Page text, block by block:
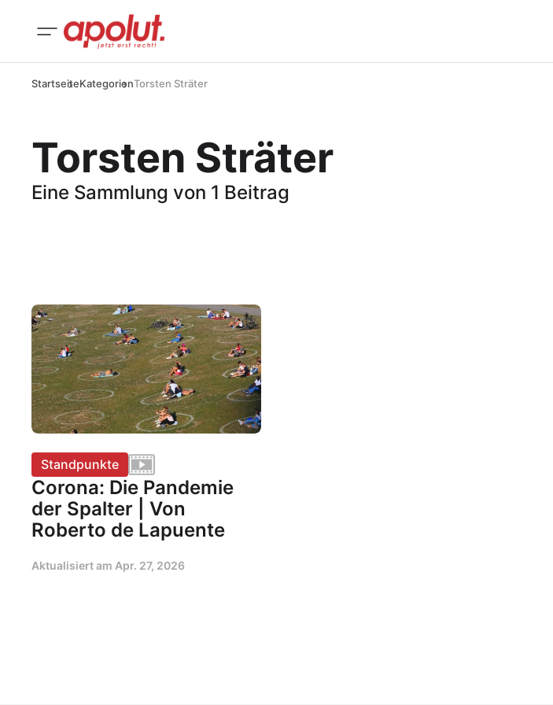
StartseiteKategorienTorsten Sträter
Torsten Sträter
Eine Sammlung von 1 Beitrag
Standpunkte
Corona: Die Pandemie
der Spalter | Von
Roberto de Lapuente
Aktualisiert am Apr. 27, 2026